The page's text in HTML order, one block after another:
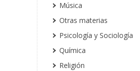
Música
Otras materias
Psicología y Sociología
Química
Religión